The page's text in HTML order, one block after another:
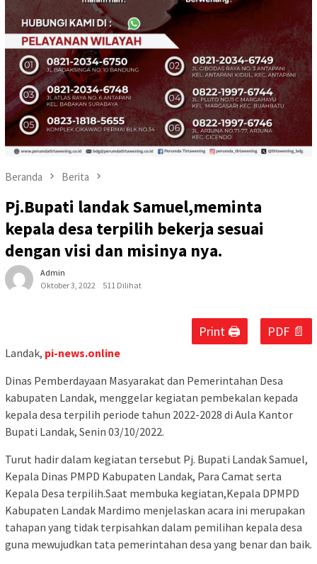
Beranda Berita
Pj.Bupati landak Samuel,meminta
kepala desa terpilih bekerja sesuai
dengan visi dan misinya nya.
Admin
Oktober 3, 2022
511 Dilihat
Print 🖨 PDF 📄
Landak, pi-news.online
Dinas Pemberdayaan Masyarakat dan Pemerintahan Desa
kabupaten Landak, menggelar kegiatan pembekalan kepada
kepala desa terpilih periode tahun 2022-2028 di Aula Kantor
Bupati Landak, Senin 03/10/2022.
Turut hadir dalam kegiatan tersebut Pj. Bupati Landak Samuel,
Kepala Dinas PMPD Kabupaten Landak, Para Camat serta
Kepala Desa terpilih.Saat membuka kegiatan,Kepala DPMPD
Kabupaten Landak Mardimo menjelaskan acara ini merupakan
tahapan yang tidak terpisahkan dalam pemilihan kepala desa
guna mewujudkan tata pemerintahan desa yang benar dan baik.